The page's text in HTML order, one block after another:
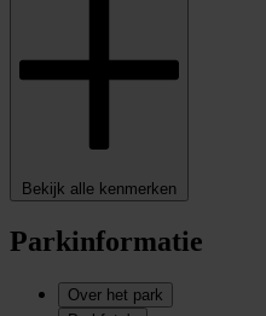
Bekijk alle kenmerken
Parkinformatie
Over het park